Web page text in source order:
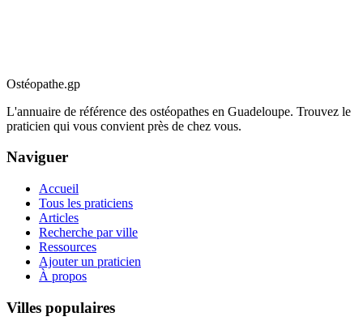
Ostéopathe.gp
L'annuaire de référence des ostéopathes en Guadeloupe. Trouvez le
praticien qui vous convient près de chez vous.
Naviguer
Accueil
Tous les praticiens
Articles
Recherche par ville
Ressources
Ajouter un praticien
À propos
Villes populaires